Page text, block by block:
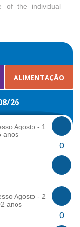
of the individual
ALIMENTAÇÃO
26
Agosto - 1
anos
0
Agosto - 2
anos
0